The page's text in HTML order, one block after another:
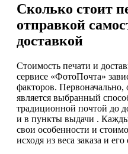
Сколько стоит
отправкой
доставкой
Стоимость печати и
сервисе «ФотоПочта»
факторов.
является выбранный
традиционной почтой до
и в пункты выдачи .
свои особенности и
исходя из веса заказа и